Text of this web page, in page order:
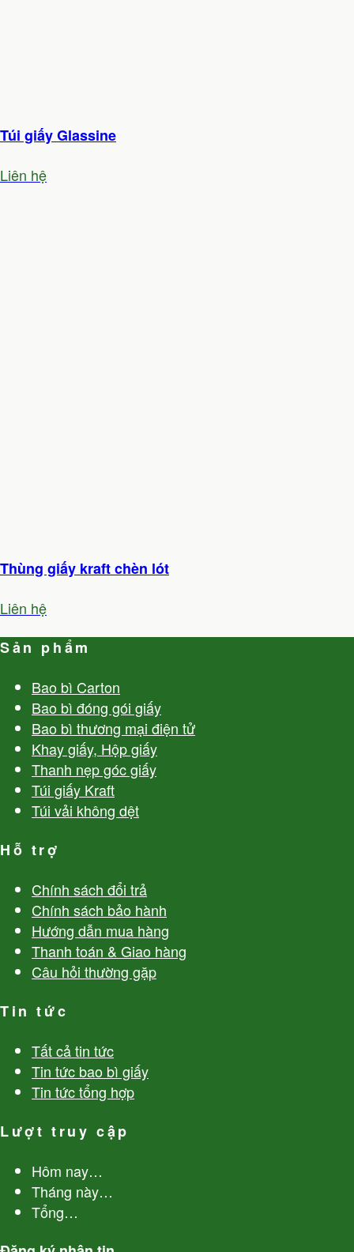
Túi giấy Glassine
Liên hệ
Thùng giấy kraft chèn lót
Liên hệ
Sản phẩm
Bao bì Carton
Bao bì đóng gói giấy
Bao bì thương mại điện tử
Khay giấy, Hộp giấy
Thanh nẹp góc giấy
Túi giấy Kraft
Túi vải không dệt
Hỗ trợ
Chính sách đổi trả
Chính sách bảo hành
Hướng dẫn mua hàng
Thanh toán & Giao hàng
Câu hỏi thường gặp
Tin tức
Tất cả tin tức
Tin tức bao bì giấy
Tin tức tổng hợp
Lượt truy cập
Hôm nay…
Tháng này…
Tổng…